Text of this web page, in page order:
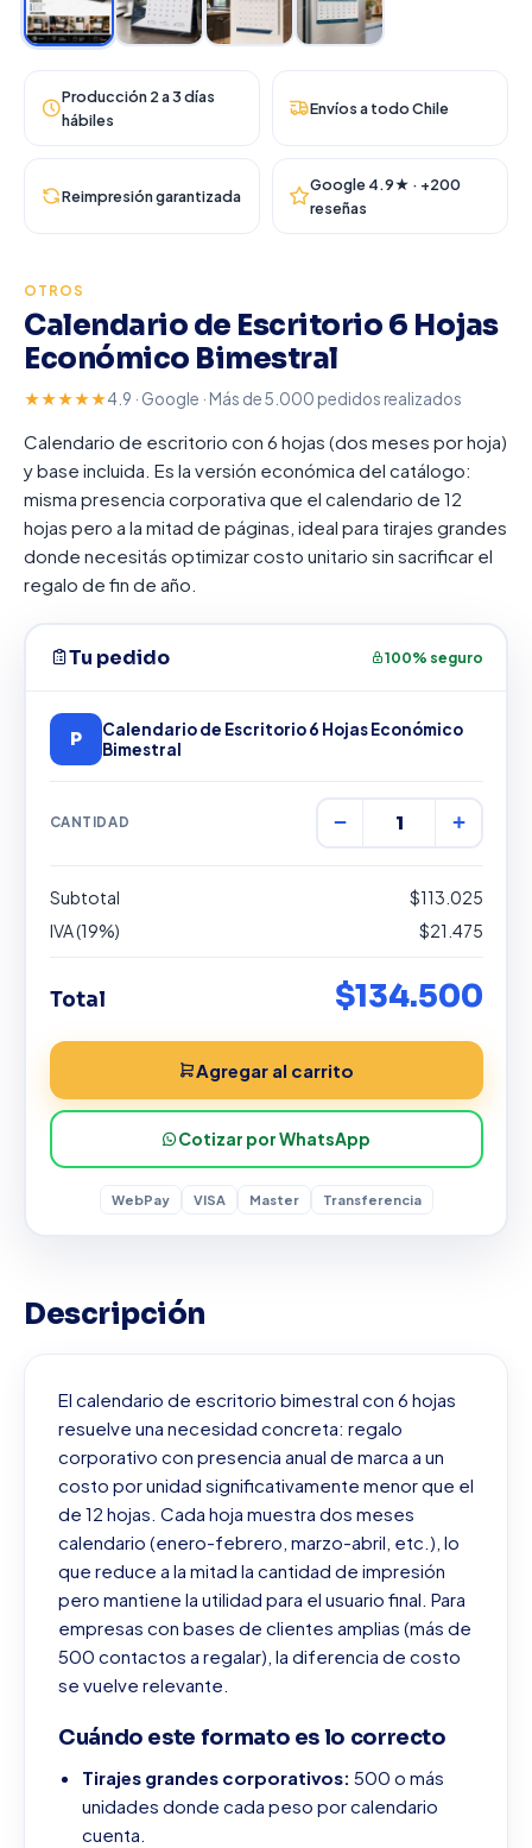
Producción 2 a 3 días
hábiles
Envíos a todo Chile
Reimpresión garantizada
Google 4.9★ · +200
reseñas
OTROS
Calendario de Escritorio 6 Hojas
Económico Bimestral
★★★★★4.9 · Google · Más de 5.000 pedidos realizados
Calendario de escritorio con 6 hojas (dos meses por hoja)
y base incluida. Es la versión económica del catálogo:
misma presencia corporativa que el calendario de 12
hojas pero a la mitad de páginas, ideal para tirajes grandes
donde necesitás optimizar costo unitario sin sacrificar el
regalo de fin de año.
Tu pedido 100% seguro
P
Calendario de Escritorio 6 Hojas Económico
Bimestral
CANTIDAD − +
Subtotal
$113.025
IVA (19%)
$21.475
Total $134.500
Agregar al carrito
Cotizar por WhatsApp
WebPay VISA Master Transferencia
Descripción
El calendario de escritorio bimestral con 6 hojas
resuelve una necesidad concreta: regalo
corporativo con presencia anual de marca a un
costo por unidad significativamente menor que el
de 12 hojas. Cada hoja muestra dos meses
calendario (enero-febrero, marzo-abril, etc.), lo
que reduce a la mitad la cantidad de impresión
pero mantiene la utilidad para el usuario final. Para
empresas con bases de clientes amplias (más de
500 contactos a regalar), la diferencia de costo
se vuelve relevante.
Cuándo este formato es lo correcto
Tirajes grandes corporativos: 500 o más
unidades donde cada peso por calendario
cuenta.